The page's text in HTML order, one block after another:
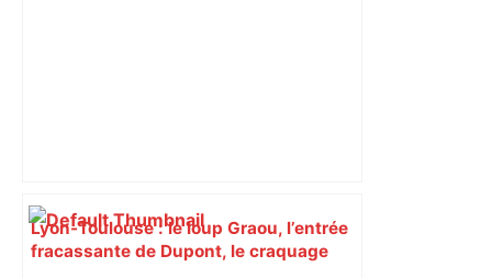
Lyon-Toulouse : le loup Graou, l’entrée
fracassante de Dupont, le craquage